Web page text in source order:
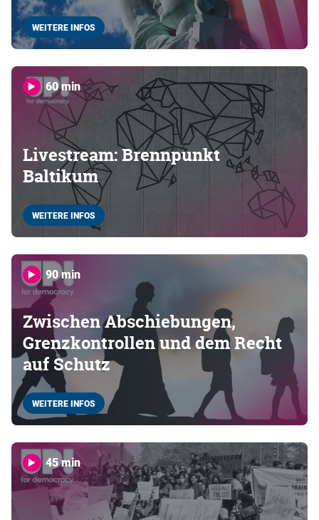
WEITERE INFOS
60 min
Livestream: Brennpunkt
Baltikum
WEITERE INFOS
90 min
Zwischen Abschiebungen,
Grenzkontrollen und dem Recht
auf Schutz
WEITERE INFOS
45 min